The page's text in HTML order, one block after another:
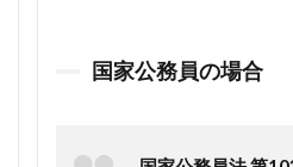
国家公務員の場合